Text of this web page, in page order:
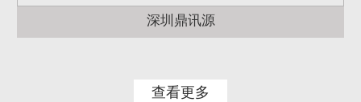
深圳鼎讯源
查看更多